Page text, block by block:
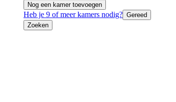
Nog een kamer toevoegen
Heb je 9 of meer kamers nodig? Gereed
Zoeken